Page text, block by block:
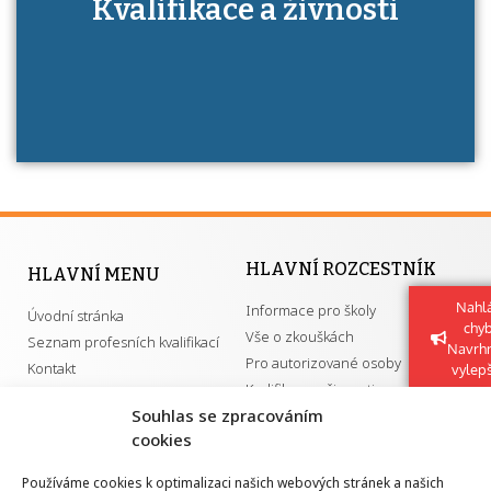
Souhlas se zpracováním
cookies
Používáme cookies k optimalizaci našich webových stránek a našich
má získání autorizace?
Kvalifikace a živnosti
HLAVNÍ MENU
Úvodní stránka
Seznam profesních kvalifikací
Kontakt
HLAVNÍ ROZCESTNÍK
Informace pro školy
Vše o zkouškách
Pro autorizované osoby
Kvalifikace a živnosti